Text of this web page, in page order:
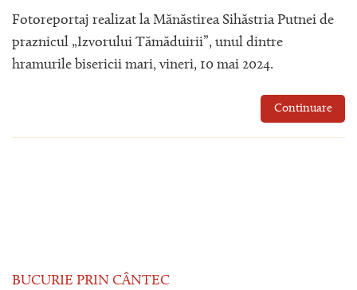
Fotoreportaj realizat la Mănăstirea Sihăstria Putnei de
praznicul „Izvorului Tămăduirii”, unul dintre
hramurile bisericii mari, vineri, 10 mai 2024.
Continuare
BUCURIE PRIN CÂNTEC